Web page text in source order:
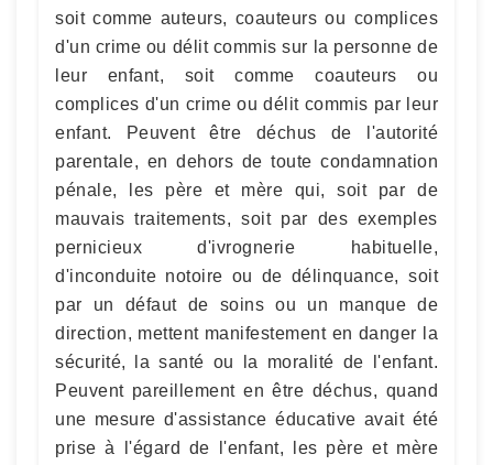
soit comme auteurs, coauteurs ou complices
d'un crime ou délit commis sur la personne de
leur enfant, soit comme coauteurs ou
complices d'un crime ou délit commis par leur
enfant. Peuvent être déchus de l'autorité
parentale, en dehors de toute condamnation
pénale, les père et mère qui, soit par de
mauvais traitements, soit par des exemples
pernicieux d'ivrognerie habituelle,
d'inconduite notoire ou de délinquance, soit
par un défaut de soins ou un manque de
direction, mettent manifestement en danger la
sécurité, la santé ou la moralité de l'enfant.
Peuvent pareillement en être déchus, quand
une mesure d'assistance éducative avait été
prise à l'égard de l'enfant, les père et mère